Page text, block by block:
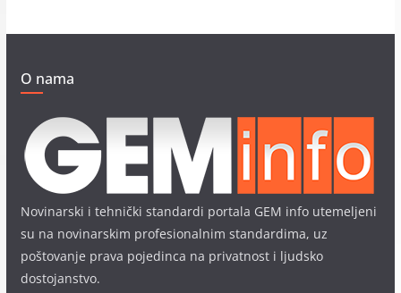
O nama
Novinarski i tehnički standardi portala GEM info utemeljeni
su na novinarskim profesionalnim standardima, uz
poštovanje prava pojedinca na privatnost i ljudsko
dostojanstvo.